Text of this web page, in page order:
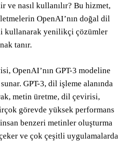
ve nasıl kullanılır? Bu hizmet,
OpenAI’nın doğal dil
kullanarak yenilikçi çözümler
tanır.
OpenAI’nın GPT-3 modeline
GPT-3, dil işleme alanında
metin üretme, dil çevirisi,
görevde yüksek performans
benzeri metinler oluşturma
ve çok çeşitli uygulamalarda